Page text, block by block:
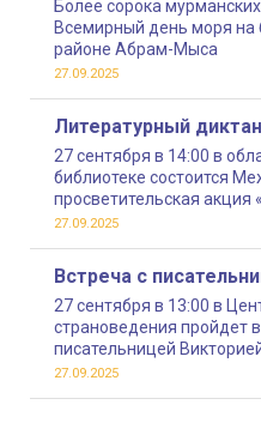
Более сорока
Всемирный день моря на
районе Абрам-Мыса
27.09.2025
Литературный
27 сентября в 14:00 в
библиотеке состоится
просветительская акция
27.09.2025
Встреча с
27 сентября в 13:00 в
страноведения пройдет
писательницей
27.09.2025